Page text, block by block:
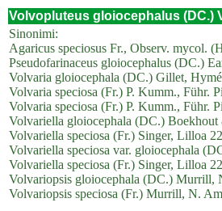
Volvopluteus gloiocephalus (DC.)
Sinonimi:
Agaricus speciosus Fr., Observ. mycol.
Pseudofarinaceus gloiocephalus (DC.)
Volvaria gloiocephala (DC.) Gillet,
Volvaria speciosa (Fr.) P. Kumm., Führ.
Volvaria speciosa (Fr.) P. Kumm., Führ.
Volvariella gloiocephala (DC.)
Volvariella speciosa (Fr.) Singer, Lilloa
Volvariella speciosa var. gloiocephala
Volvariella speciosa (Fr.) Singer, Lilloa
Volvariopsis gloiocephala (DC.) Murrill,
Volvariopsis speciosa (Fr.) Murrill, N.